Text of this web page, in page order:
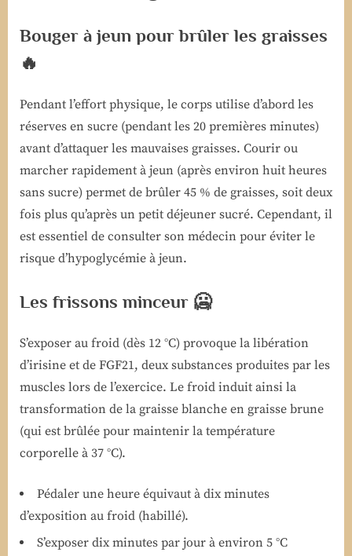
Bouger à jeun pour brûler les graisses
🔥
Pendant l’effort physique, le corps utilise d’abord les
réserves en sucre (pendant les 20 premières minutes)
avant d’attaquer les mauvaises graisses. Courir ou
marcher rapidement à jeun (après environ huit heures
sans sucre) permet de brûler 45 % de graisses, soit deux
fois plus qu’après un petit déjeuner sucré. Cependant, il
est essentiel de consulter son médecin pour éviter le
risque d’hypoglycémie à jeun.
Les frissons minceur 🥶
S’exposer au froid (dès 12 °C) provoque la libération
d’irisine et de FGF21, deux substances produites par les
muscles lors de l’exercice. Le froid induit ainsi la
transformation de la graisse blanche en graisse brune
(qui est brûlée pour maintenir la température
corporelle à 37 °C).
Pédaler une heure équivaut à dix minutes
d’exposition au froid (habillé).
S’exposer dix minutes par jour à environ 5 °C